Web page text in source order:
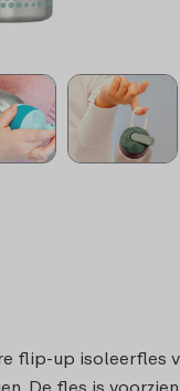
flip-up isoleerfles
De fles is